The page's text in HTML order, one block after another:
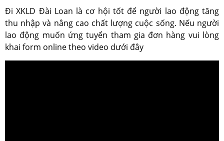
Đi XKLD Đài Loan là cơ hội tốt để người lao động tăng
thu nhập và nâng cao chất lượng cuộc sống. Nếu người
lao động muốn ứng tuyển tham gia đơn hàng vui lòng
khai form online theo video dưới đây